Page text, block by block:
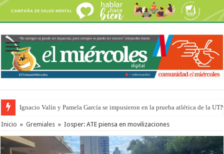
Ignacio Valín y Pamela García se impusieron en la prueba atlética de la
Inicio » Gremiales » Iosper: ATE piensa en movilizaciones